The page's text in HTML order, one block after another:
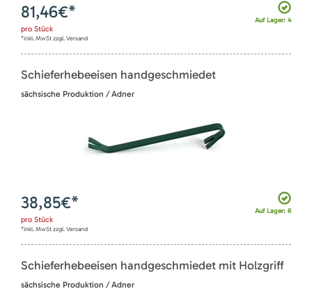
Auf Lager: 4
81,46€*
pro Stück
*inkl. MwSt zzgl. Versand
Schieferhebeeisen handgeschmiedet
sächsische Produktion / Adner
Auf Lager: 6
38,85€*
pro Stück
*inkl. MwSt zzgl. Versand
Schieferhebeeisen handgeschmiedet mit Holzgriff
sächsische Produktion / Adner